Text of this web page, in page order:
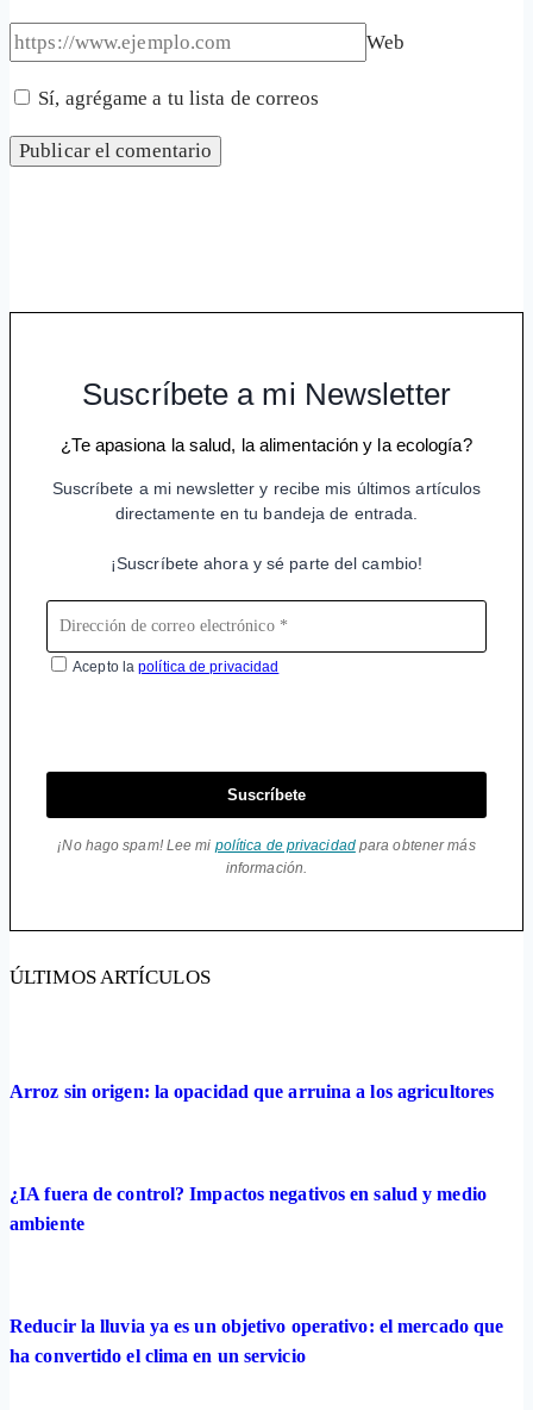
Web
Sí, agrégame a tu lista de correos
Suscríbete a mi Newsletter
¿Te apasiona la salud, la alimentación y la ecología?
Suscríbete a mi newsletter y recibe mis últimos artículos
directamente en tu bandeja de entrada.
¡Suscríbete ahora y sé parte del cambio!
Acepto lapolítica de privacidad
Suscríbete
¡No hago spam! Lee mi política de privacidadpara obtener más
información.
ÚLTIMOS ARTÍCULOS
Arroz sin origen: la opacidad que arruina a los agricultores
¿IA fuera de control? Impactos negativos en salud y medio
ambiente
Reducir la lluvia ya es un objetivo operativo: el mercado que
ha convertido el clima en un servicio